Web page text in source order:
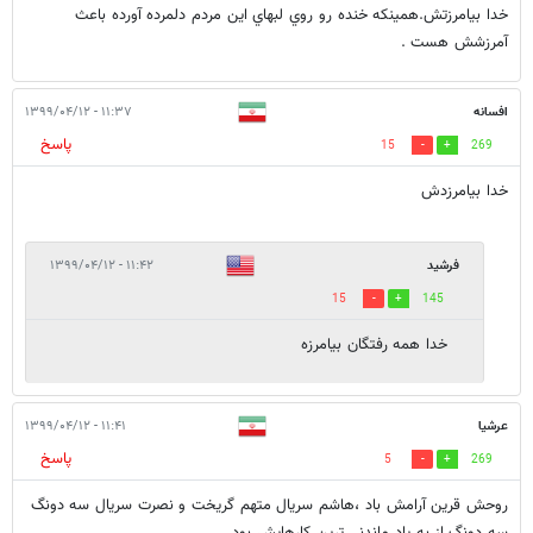
خدا بيامرزتش.همينكه خنده رو روي لبهاي اين مردم دلمرده آورده باعث
آمرزشش هست .
افسانه ۱۱:۳۷ - ۱۳۹۹/۰۴/۱۲
269
15
پاسخ
خدا بیامرزدش
فرشید ۱۱:۴۲ - ۱۳۹۹/۰۴/۱۲
145
15
خدا همه رفتگان بیامرزه
عرشیا ۱۱:۴۱ - ۱۳۹۹/۰۴/۱۲
269
5
پاسخ
روحش قرین آرامش باد ،هاشم سریال متهم گریخت و نصرت سریال سه دونگ